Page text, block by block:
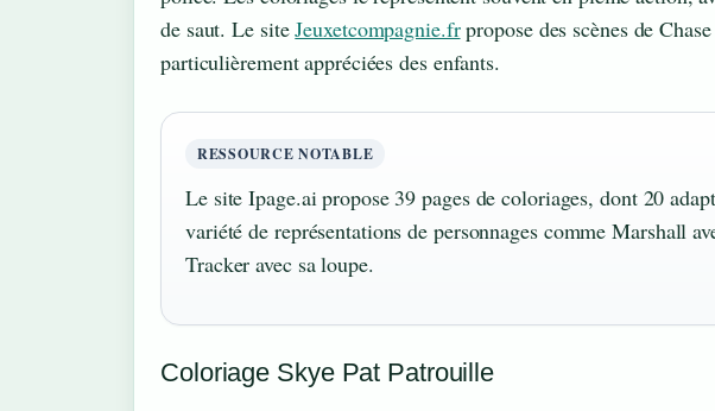
de saut. Le siteJeuxetcompagnie.frpropose des scènes de
particulièrement appréciées des enfants.
RESSOURCE NOTABLE
Le site Ipage.ai propose 39 pages de coloriages, dont 20
variété de représentations de personnages comme Marshall
Tracker avec sa loupe.
Coloriage Skye Pat Patrouille